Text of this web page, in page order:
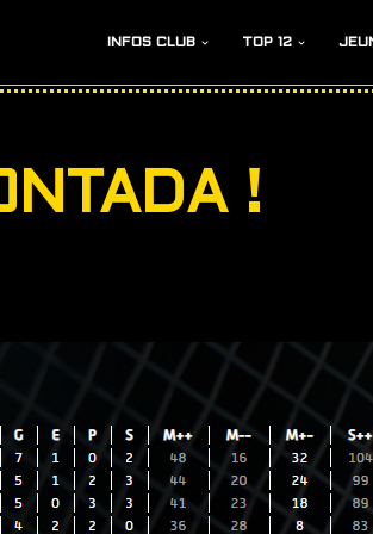
INFOS CLUB TOP 12
!